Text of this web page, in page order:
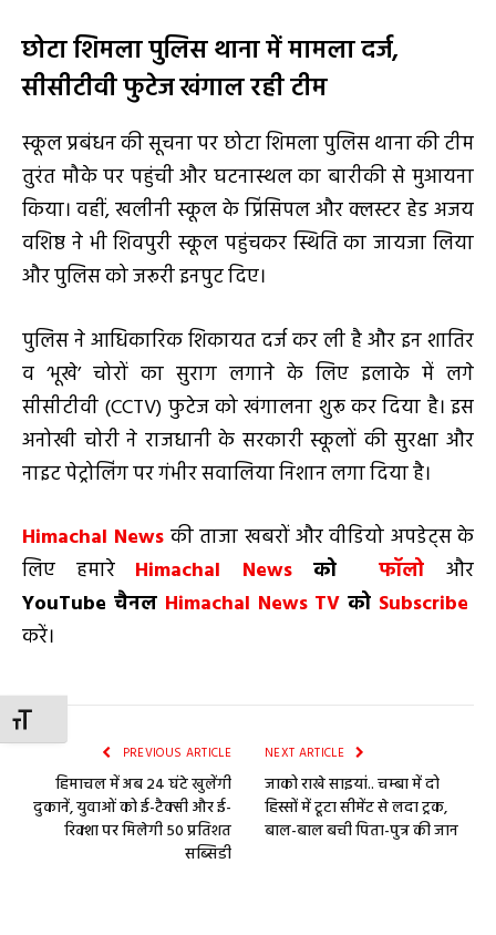
TOGGLE FONT SIZE
छोटा शिमला पुलिस थाना में मामला दर्ज,
सीसीटीवी फुटेज खंगाल रही टीम
स्कूल प्रबंधन की सूचना पर छोटा शिमला पुलिस थाना की टीम
तुरंत मौके पर पहुंची और घटनास्थल का बारीकी से मुआयना
किया। वहीं, खलीनी स्कूल के प्रिंसिपल और क्लस्टर हेड अजय
वशिष्ठ ने भी शिवपुरी स्कूल पहुंचकर स्थिति का जायजा लिया
और पुलिस को जरूरी इनपुट दिए।
पुलिस ने आधिकारिक शिकायत दर्ज कर ली है और इन शातिर
व ‘भूखे’ चोरों का सुराग लगाने के लिए इलाके में लगे
सीसीटीवी (CCTV) फुटेज को खंगालना शुरू कर दिया है। इस
अनोखी चोरी ने राजधानी के सरकारी स्कूलों की सुरक्षा और
नाइट पेट्रोलिंग पर गंभीर सवालिया निशान लगा दिया है।
Himachal News की ताजा खबरों और वीडियो अपडेट्स के
लिए हमारे Himachal News को फॉलो
और
YouTube चैनल Himachal News TVको Subscribe
करें।
PREVIOUS ARTICLE
हिमाचल में अब 24 घंटे खुलेंगी
दुकानें, युवाओं को ई-टैक्सी और ई-
रिक्शा पर मिलेगी 50 प्रतिशत
सब्सिडी
NEXT ARTICLE
जाको राखे साइयां.. चम्बा में दो
हिस्सों में टूटा सीमेंट से लदा ट्रक,
बाल-बाल बची पिता-पुत्र की जान